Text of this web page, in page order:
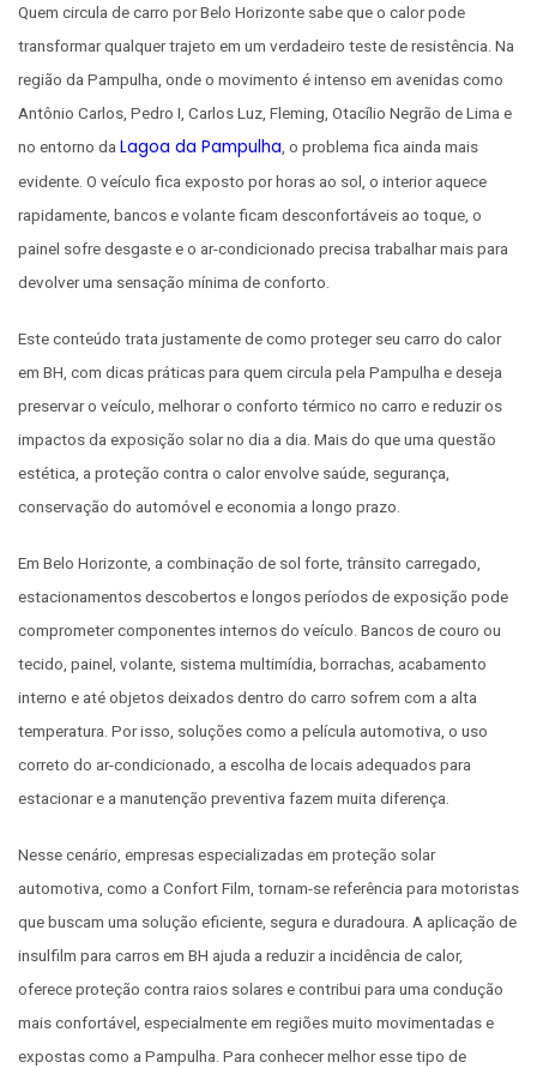
Quem circula de carro por Belo Horizonte sabe que o calor pode
transformar qualquer trajeto em um verdadeiro teste de resistência. Na
região da Pampulha, onde o movimento é intenso em avenidas como
Antônio Carlos, Pedro I, Carlos Luz, Fleming, Otacílio Negrão de Lima e
no entorno da Lagoa da Pampulha , o problema fica ainda mais
evidente. O veículo fica exposto por horas ao sol, o interior aquece
rapidamente, bancos e volante ficam desconfortáveis ao toque, o
painel sofre desgaste e o ar-condicionado precisa trabalhar mais para
devolver uma sensação mínima de conforto.
Este conteúdo trata justamente de como proteger seu carro do calor
em BH, com dicas práticas para quem circula pela Pampulha e deseja
preservar o veículo, melhorar o conforto térmico no carro e reduzir os
impactos da exposição solar no dia a dia. Mais do que uma questão
estética, a proteção contra o calor envolve saúde, segurança,
conservação do automóvel e economia a longo prazo.
Em Belo Horizonte, a combinação de sol forte, trânsito carregado,
estacionamentos descobertos e longos períodos de exposição pode
comprometer componentes internos do veículo. Bancos de couro ou
tecido, painel, volante, sistema multimídia, borrachas, acabamento
interno e até objetos deixados dentro do carro sofrem com a alta
temperatura. Por isso, soluções como a película automotiva, o uso
correto do ar-condicionado, a escolha de locais adequados para
estacionar e a manutenção preventiva fazem muita diferença.
Nesse cenário, empresas especializadas em proteção solar
automotiva, como a Confort Film, tornam-se referência para motoristas
que buscam uma solução eficiente, segura e duradoura. A aplicação de
insulfilm para carros em BH ajuda a reduzir a incidência de calor,
oferece proteção contra raios solares e contribui para uma condução
mais confortável, especialmente em regiões muito movimentadas e
expostas como a Pampulha. Para conhecer melhor esse tipo de